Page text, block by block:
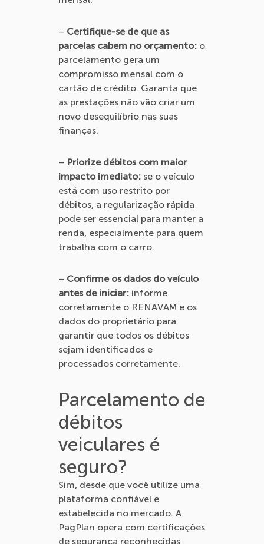
– Certifique-se de que as
parcelas cabem no orçamento:o
parcelamento gera um
compromisso mensal com o
cartão de crédito. Garanta que
as prestações não vão criar um
novo desequilíbrio nas suas
finanças.
– Priorize débitos com maior
impacto imediato:se o veículo
está com uso restrito por
débitos, a regularização rápida
pode ser essencial para manter a
renda, especialmente para quem
trabalha com o carro.
– Confirme os dados do veículo
antes de iniciar:informe
corretamente o RENAVAM e os
dados do proprietário para
garantir que todos os débitos
sejam identificados e
processados corretamente.
Parcelamento de
débitos
veiculares é
seguro?
Sim, desde que você utilize uma
plataforma confiável e
estabelecida no mercado. A
PagPlan opera com certificações
de segurança reconhecidas,